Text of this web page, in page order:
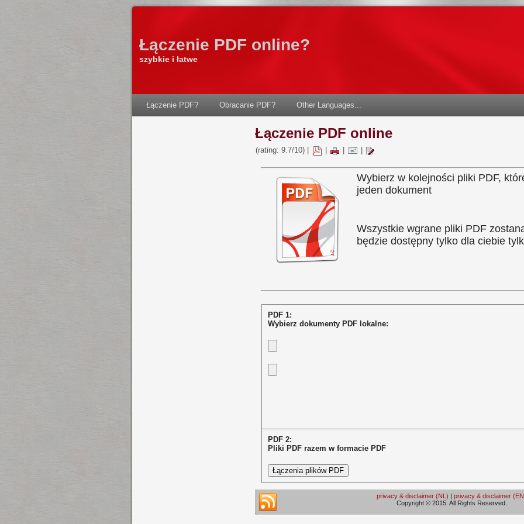
Łączenie PDF online?
szybkie i łatwe
Łączenie PDF? Obracanie PDF? Other Languages...
Łączenie PDF online
(rating: 9.7/10) |
Wybierz w kolejności pliki PDF,
jeden dokument
Wszystkie wgrane pliki PDF
będzie dostępny tylko dla ciebie
PDF 1:
Wybierz dokumenty PDF lokalne:
PDF 2:
Pliki PDF razem w formacie PDF
privacy & disclaimer (NL) | privacy & disclaimer
Copyright © 2015. All Rights Reserved.